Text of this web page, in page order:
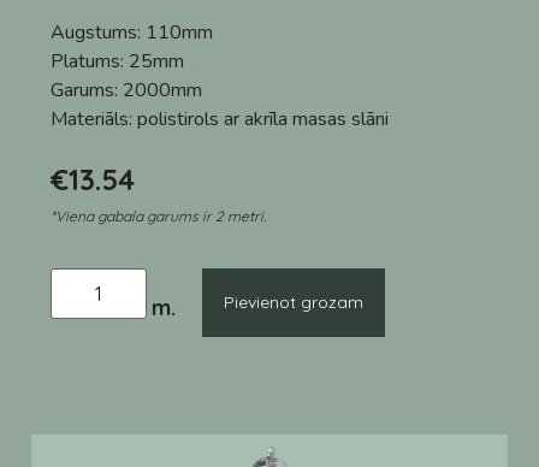
Augstums: 110mm
Platums: 25mm
Garums: 2000mm
Materiāls: polistirols ar akrīla masas slāni
€13.54
*Viena gabala garums ir 2 metri.
Pievienot grozam